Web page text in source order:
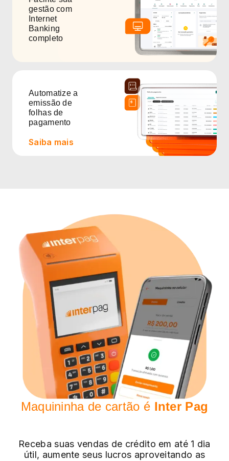
gestão com
Internet
Banking
completo
Automatize a
emissão de
folhas de
pagamento
Saiba mais
Maquininha de cartão é Inter Pag
Receba suas vendas de crédito em até 1 dia
útil, aumente seus lucros aproveitando as